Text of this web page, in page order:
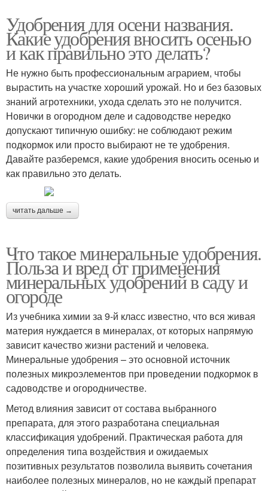
Удобрения для осени названия.
Какие удобрения вносить осенью
и как правильно это делать?
Не нужно быть профессиональным аграрием, чтобы
вырастить на участке хороший урожай. Но и без базовых
знаний агротехники, ухода сделать это не получится.
Новички в огородном деле и садоводстве нередко
допускают типичную ошибку: не соблюдают режим
подкормок или просто выбирают не те удобрения.
Давайте разберемся, какие удобрения вносить осенью и
как правильно это делать.
читать дальше →
Что такое минеральные удобрения.
Польза и вред от применения
минеральных удобрений в саду и
огороде
Из учебника химии за 9-й класс известно, что вся живая
материя нуждается в минералах, от которых напрямую
зависит качество жизни растений и человека.
Минеральные удобрения – это основной источник
полезных микроэлементов при проведении подкормок в
садоводстве и огородничестве.
Метод влияния зависит от состава выбранного
препарата, для этого разработана специальная
классификация удобрений. Практическая работа для
определения типа воздействия и ожидаемых
позитивных результатов позволила выявить сочетания
наиболее полезных минералов, но не каждый препарат